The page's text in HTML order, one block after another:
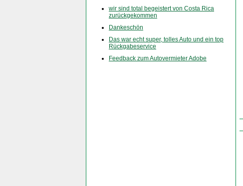
wir sind total begeistert von Costa Rica
zurückgekommen
Dankeschön
Das war echt super, tolles Auto und ein top
Rückgabeservice
Feedback zum Autovermieter Adobe